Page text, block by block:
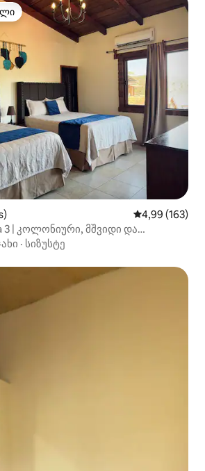
ვარიანტი
საშუალო
4,99 (163)
3 | კოლონიური, მშვიდი და
· სიზუსტე